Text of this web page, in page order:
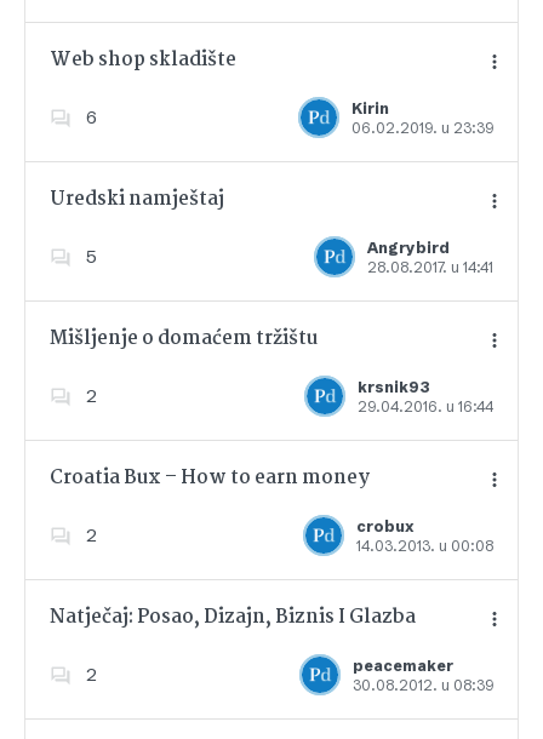
Web shop skladište
6
Kirin
06.02.2019. u 23:39
Dodajte u favorite
Uredski namještaj
5
Angrybird
28.08.2017. u 14:41
Dodajte u favorite
Mišljenje o domaćem tržištu
2
krsnik93
29.04.2016. u 16:44
Dodajte u favorite
Croatia Bux – How to earn money
2
crobux
14.03.2013. u 00:08
Dodajte u favorite
Natječaj: Posao, Dizajn, Biznis I Glazba
2
peacemaker
30.08.2012. u 08:39
Dodajte u favorite